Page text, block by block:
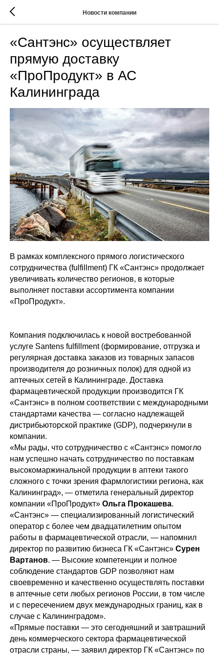
Новости компании
«Сантэнс» осуществляет
прямую доставку
«ПроПродукт» в АС
Калининграда
В рамках комплексного прямого логистического
сотрудничества (fulfillment) ГК «Сантэнс» продолжает
увеличивать количество регионов, в которые
выполняет поставки ассортимента компании
«ПроПродукт».
Компания подключилась к новой востребованной
услуге Santens fulfillment (формирование, отгрузка и
регулярная доставка заказов из товарных запасов
производителя до розничных полок) для одной из
аптечных сетей в Калининграде. Доставка
фармацевтической продукции производится ГК
«Сантэнс» в полном соответствии c международными
стандартами качества — согласно надлежащей
дистрибьюторской практике (GDP), подчеркнули в
компании.
«Мы рады, что сотрудничество с «Сантэнс» помогло
нам успешно начать сотрудничество по поставкам
высокомаржинальной продукции в аптеки такого
сложного с точки зрения фармлогистики региона, как
Калининград», — отметила генеральный директор
компании «ПроПродукт» Ольга Прокашева.
«Сантэнс» — специализированный логистический
оператор с более чем двадцатилетним опытом
работы в фармацевтической отрасли, — напомнил
директор по развитию бизнеса ГК «Сантэнс» Сурен
Вартанов. — Высокие компетенции и полное
соблюдение стандартов GDP позволяют нам
своевременно и качественно осуществлять поставки
в аптечные сети любых регионов России, в том числе
и с пересечением двух международных границ, как в
случае с Калининградом».
«Прямые поставки — это сегодняшний и завтрашний
день коммерческого сектора фармацевтической
отрасли страны, — заявил директор ГК «Сантэнс» по